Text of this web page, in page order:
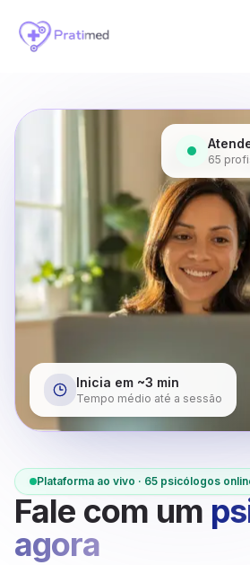
Plataforma ao vivo · 65 psicólogos
Fale com um
agora
65
Inicia em ~3 min
Tempo médio até a sessão